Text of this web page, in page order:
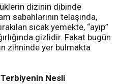
dizinin dibinde
sabahlarının telaşında,
sıcak yemekte, “ayıp”
gizlidir. Fakat bugün
zihninde yer bulmakta
Nesli